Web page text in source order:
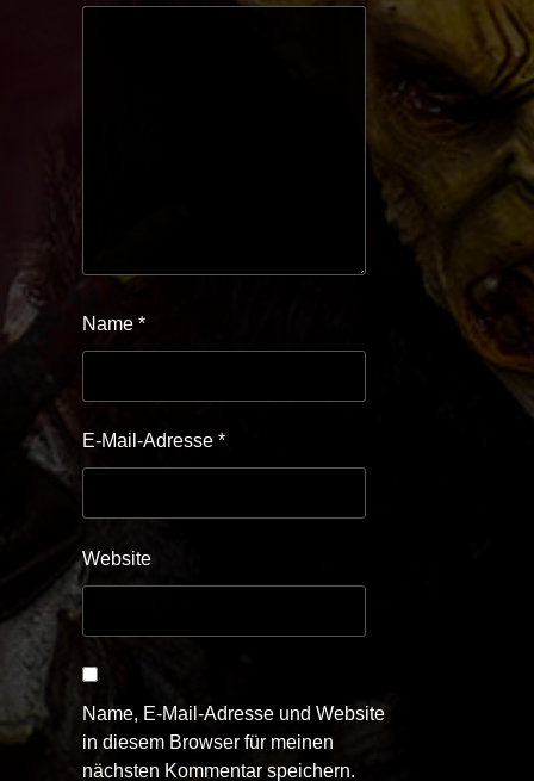
Name *
E-Mail-Adresse *
Website
Name, E-Mail-Adresse und Website
in diesem Browser für meinen
nächsten Kommentar speichern.